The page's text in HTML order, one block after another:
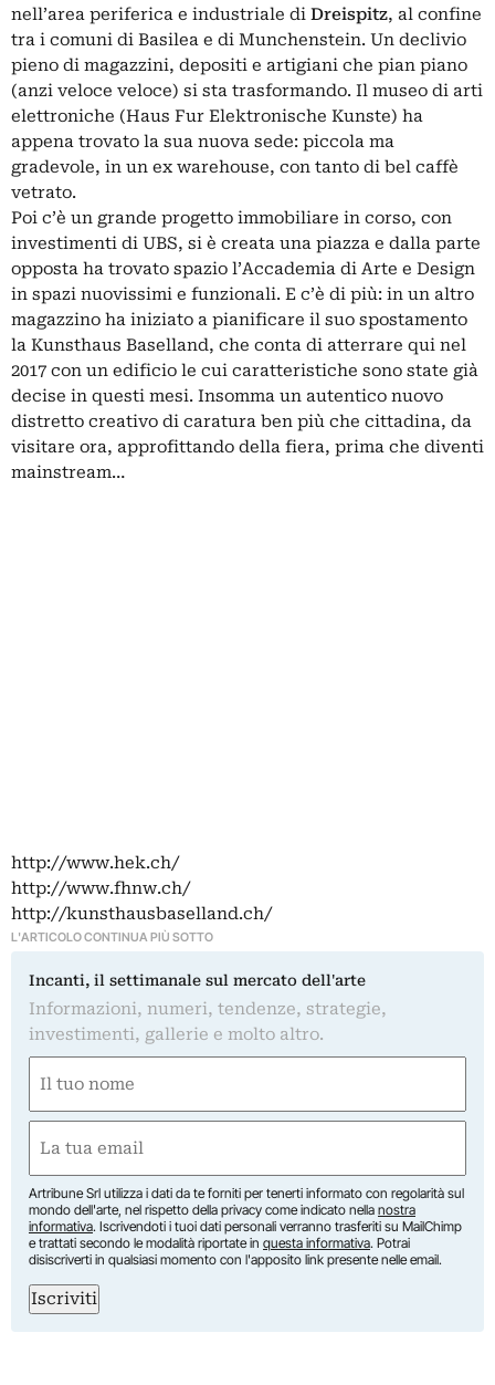
nell’area periferica e industriale di Dreispitz, al confine
tra i comuni di Basilea e di Munchenstein. Un declivio
pieno di magazzini, depositi e artigiani che pian piano
(anzi veloce veloce) si sta trasformando. Il museo di arti
elettroniche (Haus Fur Elektronische Kunste) ha
appena trovato la sua nuova sede: piccola ma
gradevole, in un ex warehouse, con tanto di bel caffè
vetrato.
Poi c’è un grande progetto immobiliare in corso, con
investimenti di UBS, si è creata una piazza e dalla parte
opposta ha trovato spazio l’Accademia di Arte e Design
in spazi nuovissimi e funzionali. E c’è di più: in un altro
magazzino ha iniziato a pianificare il suo spostamento
la Kunsthaus Baselland, che conta di atterrare qui nel
2017 con un edificio le cui caratteristiche sono state già
decise in questi mesi. Insomma un autentico nuovo
distretto creativo di caratura ben più che cittadina, da
visitare ora, approfittando della fiera, prima che diventi
mainstream…
http://www.hek.ch/
http://www.fhnw.ch/
http://kunsthausbaselland.ch/
L'ARTICOLO CONTINUA PIÙ SOTTO
Incanti, il settimanale sul mercato dell'arte
Informazioni, numeri, tendenze, strategie,
investimenti, gallerie e molto altro.
(Required)
First
(Required)
Artribune Srl utilizza i dati da te forniti per tenerti informato con regolarità sul
mondo dell'arte, nel rispetto della privacy come indicato nella nostra
informativa. Iscrivendoti i tuoi dati personali verranno trasferiti su MailChimp
e trattati secondo le modalità riportate in questa informativa. Potrai
disiscriverti in qualsiasi momento con l'apposito link presente nelle email.
Iscriviti